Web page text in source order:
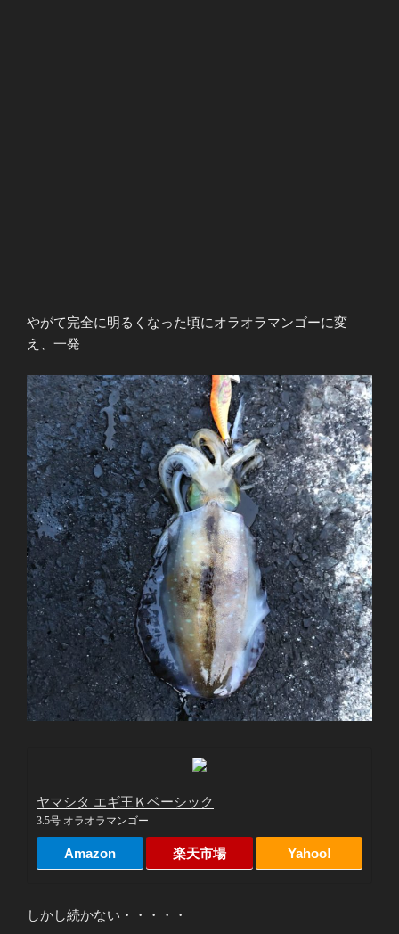
やがて完全に明るくなった頃にオラオラマンゴーに変
え、一発
ヤマシタ エギ王Ｋベーシック
3.5号 オラオラマンゴー
Amazon 楽天市場 Yahoo!
しかし続かない・・・・・